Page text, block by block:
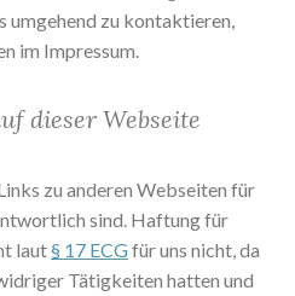
umgehend zu kontaktieren,
im Impressum.
dieser Webseite
zu anderen Webseiten für
sind. Haftung für
laut§ 17 ECGfür uns nicht, da
Tätigkeiten hatten und